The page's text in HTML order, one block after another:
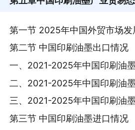
第一节 2025年中国外贸市场发
第二节 中国印刷油墨出口情况
一、2021-2025年中国印刷油
二、2021-2025年中国印刷油
三、2021-2025年中国印刷油
第三节 中国印刷油墨进口情况